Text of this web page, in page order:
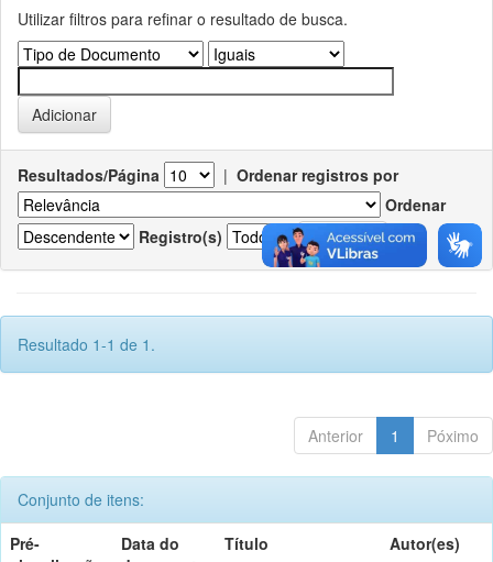
Utilizar filtros para refinar o resultado de busca.
Resultados/Página | Ordenar registros por
Ordenar
Registro(s)
Resultado 1-1 de 1.
Anterior 1 Póximo
Conjunto de itens:
Pré-
Data do
Título Autor(es)